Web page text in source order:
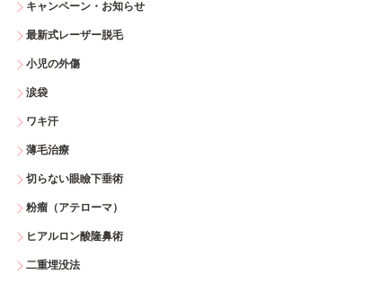
キャンペーン・お知らせ
最新式レーザー脱毛
小児の外傷
涙袋
ワキ汗
薄毛治療
切らない眼瞼下垂術
粉瘤（アテローマ）
ヒアルロン酸隆鼻術
二重埋没法